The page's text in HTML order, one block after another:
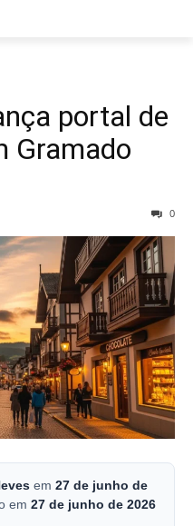
portal de
Gramado
0
em 27 de junho de
em 27 de junho de 2026